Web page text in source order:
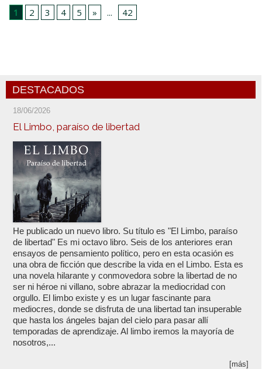
1
2 3 4 5 » ... 42
DESTACADOS
18/06/2026
El Limbo, paraíso de libertad
He publicado un nuevo libro. Su título es "El Limbo, paraíso
de libertad" Es mi octavo libro. Seis de los anteriores eran
ensayos de pensamiento político, pero en esta ocasión es
una obra de ficción que describe la vida en el Limbo. Esta es
una novela hilarante y conmovedora sobre la libertad de no
ser ni héroe ni villano, sobre abrazar la mediocridad con
orgullo. El limbo existe y es un lugar fascinante para
mediocres, donde se disfruta de una libertad tan insuperable
que hasta los ángeles bajan del cielo para pasar allí
temporadas de aprendizaje. Al limbo iremos la mayoría de
nosotros,...
[más]